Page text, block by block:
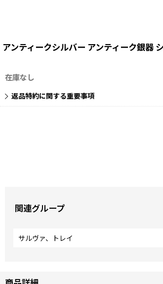
アンティークシルバー アンティーク銀
在庫なし
返品特約に関する重要事項
関連グループ
サルヴァ、トレイ